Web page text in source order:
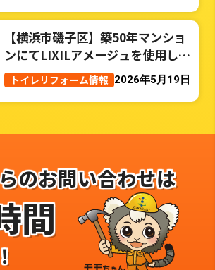
【横浜市磯子区】築50年マンショ
ンにてLIXILアメージュを使用した
トイレリフォーム事例
トイレリフォーム情報 2026年5月19日
のお問い合わせは
間